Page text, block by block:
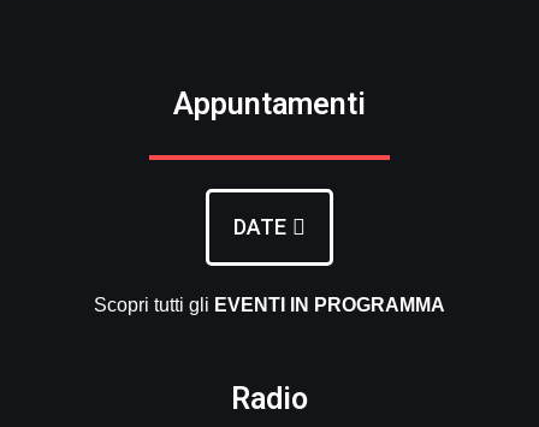
Appuntamenti
DATE
Scopri tutti gli EVENTI IN PROGRAMMA
Radio